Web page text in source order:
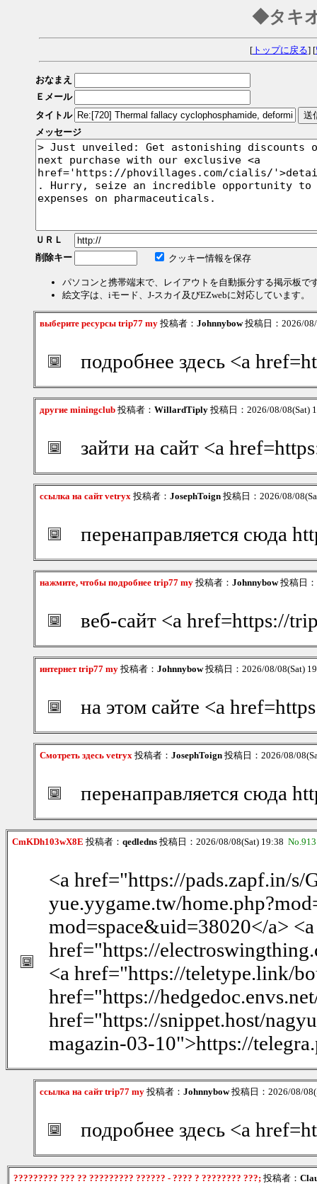
◆タキ
[トップに戻る] [
おなまえ
Ｅメール
タイトル
メッセージ
ＵＲＬ
削除キー
クッキー情報を保存
パソコンと携帯端末で、レイアウトを自動振分する掲示板で
絵文字は、iモード、J-スカイ及びEZwebに対応しています。
выберите ресурсы trip77 my 投稿者： Johnnybow投稿日：2026/
подробнее здесь <a
другие miningclub 投稿者： WillardTiply 投稿日：2026/08/08(Sat)
зайти на сайт <a
ссылка на сайт vetryx 投稿者： JosephToign 投稿日：2026/08/
перенаправляется сюда
нажмите, чтобы подробнее trip77 my 投稿者： Johnnybow投稿日
веб-сайт <a href=https://
интернет trip77 my 投稿者： Johnnybow投稿日：2026/08/08(Sat)
на этом сайте <a
Смотреть здесь vetryx 投稿者： JosephToign 投稿日：2026/08/
перенаправляется сюда
CmKDh103wX8E 投稿者： qedledns 投稿日：2026/08/08(Sat) 19:38 No.913
<a href="https://pads.zapf.in/
yue.yygame.tw/
mod=space&uid=38020</a> <a
href="https://
<a href="https://teletype.link/
href="https://
href="https://snippet.host/
magazin-03-10">https://
ссылка на сайт trip77 my 投稿者： Johnnybow投稿日：2026/08/
подробнее здесь <a
????????? ??? ?? ????????? ?????? - ???? ? ???????? ???;投稿者：